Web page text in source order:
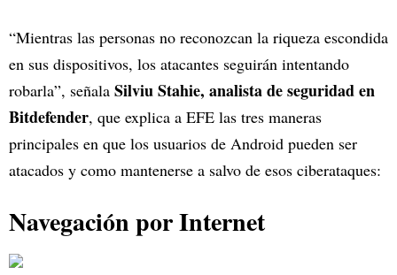
“Mientras las personas no reconozcan la riqueza escondida
en sus dispositivos, los atacantes seguirán intentando
robarla”, señala Silviu Stahie, analista de seguridad en
Bitdefender, que explica a EFE las tres maneras
principales en que los usuarios de Android pueden ser
atacados y como mantenerse a salvo de esos ciberataques:
Navegación por Internet